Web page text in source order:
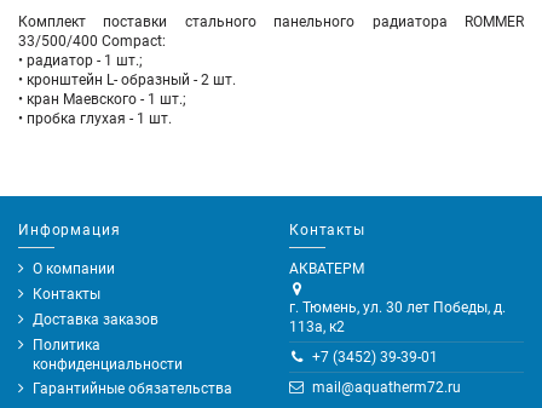
Комплект поставки стального панельного радиатора ROMMER
33/500/400 Compact:
• радиатор - 1 шт.;
• кронштейн L- образный - 2 шт.
• кран Маевского - 1 шт.;
• пробка глухая - 1 шт.
Информация
О компании
Контакты
Доставка заказов
Политика
конфиденциальности
Гарантийные обязательства
Контакты
АКВАТЕРМ
г. Тюмень, ул. 30 лет Победы, д.
113а, к2
+7 (3452) 39-39-01
mail@aquatherm72.ru